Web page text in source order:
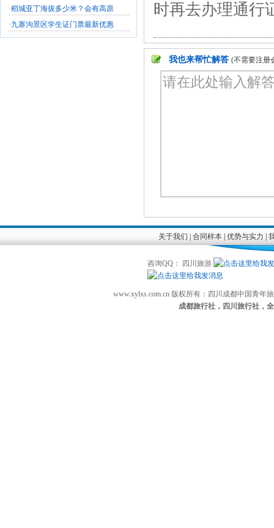
·稻城亚丁海拔多少米？会有高原
·九寨沟景区学生证门票最新优惠
时再去办理通行
我也来帮忙解答 (不需要注册
关于我们 合同样本| 优势与实力
咨询QQ： 四川旅游
www.xylxs.com.cn 版权所有：四川成都中国青
成都旅行社，四川旅行社，